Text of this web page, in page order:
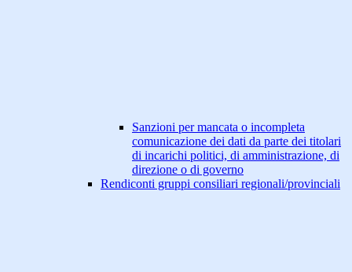
Sanzioni per mancata o incompleta
comunicazione dei dati da parte dei titolari
di incarichi politici, di amministrazione, di
direzione o di governo
Rendiconti gruppi consiliari regionali/provinciali